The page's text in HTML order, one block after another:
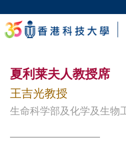
夏利莱夫人教授席
王吉光教授
生命科学部及化学及生物